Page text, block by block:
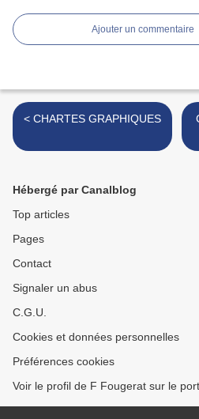
Ajouter un commentaire
< CHARTES GRAPHIQUES
Hébergé par Canalblog
Top articles
Pages
Contact
Signaler un abus
C.G.U.
Cookies et données personnelles
Préférences cookies
Voir le profil de F Fougerat sur le